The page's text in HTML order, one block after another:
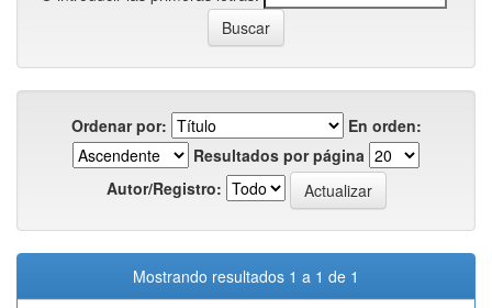
Ordenar por:
En orden:
Resultados por página
Autor/Registro:
Mostrando resultados 1 a 1 de 1